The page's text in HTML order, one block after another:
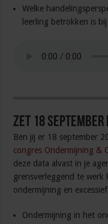
Welke
leerling betrokken is
Zet 18 september
Ben jij er 18 september
congres Ondermijning &
deze data alvast in je
grensverleggend te
ondermijning en
Ondermijning in het